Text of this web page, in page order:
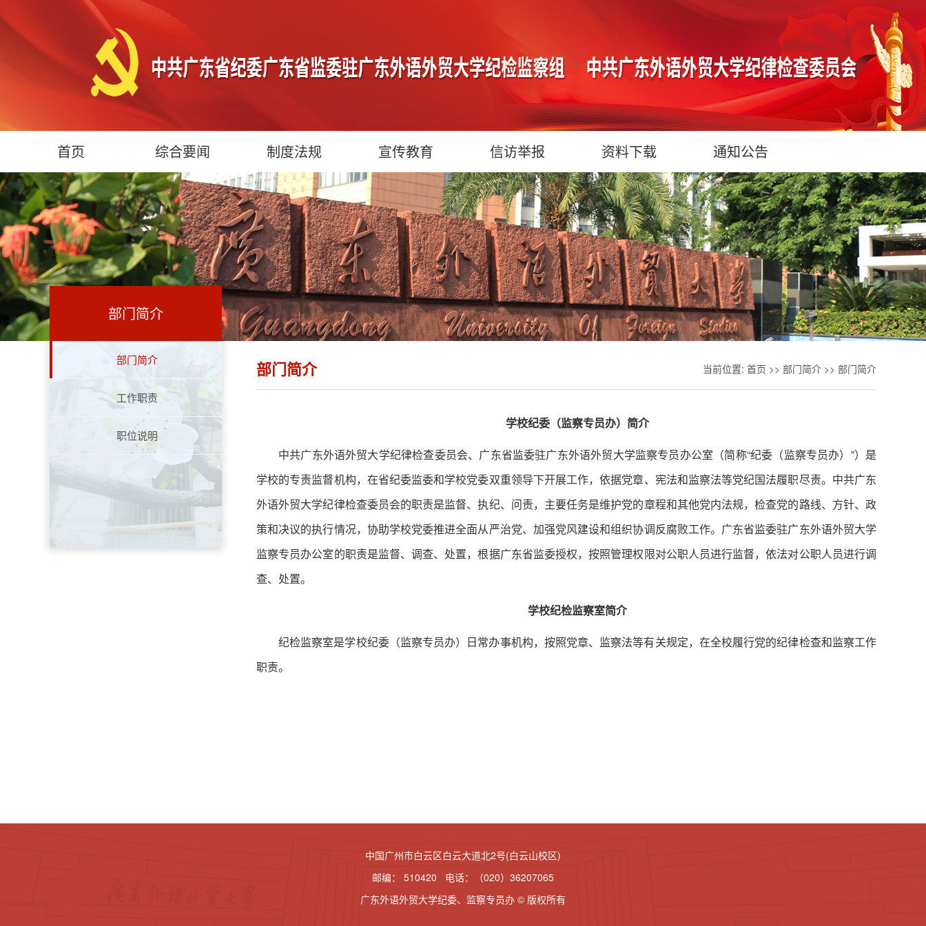
首页 综合要闻 制度法规 宣传教育 信访举报 资料下载 通知公告
部门简介
部门简介
工作职责
职位说明
部门简介 当前位置: 首页 >> 部门简介 >> 部门简介
学校纪委（监察专员办）简介
中共广东外语外贸大学纪律检查委员会、广东省监委驻广东外语外贸大学监察专员办公室（简称“纪委（监察专员办）”）是
学校的专责监督机构，在省纪委监委和学校党委双重领导下开展工作，依据党章、宪法和监察法等党纪国法履职尽责。中共广东
外语外贸大学纪律检查委员会的职责是监督、执纪、问责，主要任务是维护党的章程和其他党内法规，检查党的路线、方针、政
策和决议的执行情况，协助学校党委推进全面从严治党、加强党风建设和组织协调反腐败工作。广东省监委驻广东外语外贸大学
监察专员办公室的职责是监督、调查、处置，根据广东省监委授权，按照管理权限对公职人员进行监督，依法对公职人员进行调
查、处置。
学校纪检监察室简介
纪检监察室是学校纪委（监察专员办）日常办事机构，按照党章、监察法等有关规定，在全校履行党的纪律检查和监察工作
职责。
中国广州市白云区白云大道北2号(白云山校区)
邮编： 510420 电话：（020）36207065
广东外语外贸大学纪委、监察专员办 © 版权所有